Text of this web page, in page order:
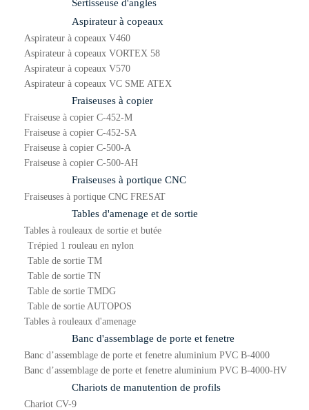
Sertisseuse d'angles
Aspirateur à copeaux
Aspirateur à copeaux V460
Aspirateur à copeaux VORTEX 58
Aspirateur à copeaux V570
Aspirateur à copeaux VC SME ATEX
Fraiseuses à copier
Fraiseuse à copier C-452-M
Fraiseuse à copier C-452-SA
Fraiseuse à copier C-500-A
Fraiseuse à copier C-500-AH
Fraiseuses à portique CNC
Fraiseuses à portique CNC FRESAT
Tables d'amenage et de sortie
Tables à rouleaux de sortie et butée
Trépied 1 rouleau en nylon
Table de sortie TM
Table de sortie TN
Table de sortie TMDG
Table de sortie AUTOPOS
Tables à rouleaux d'amenage
Banc d'assemblage de porte et fenetre
Banc d’assemblage de porte et fenetre aluminium PVC B-4000
Banc d’assemblage de porte et fenetre aluminium PVC B-4000-HV
Chariots de manutention de profils
Chariot CV-9